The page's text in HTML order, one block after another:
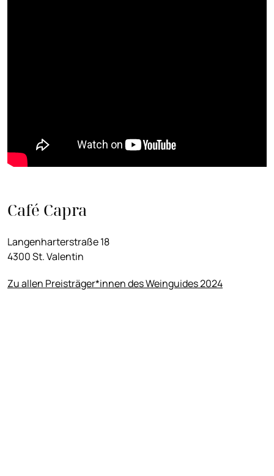
Café Capra
Langenharterstraße 18
4300 St. Valentin
Zu allen Preisträger*innen des Weinguides 2024